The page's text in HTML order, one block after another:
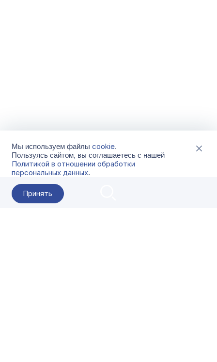
Мы используем файлы cookie.
Пользуясь сайтом, вы соглашаетесь с нашей
Политикой в отношении обработки
персональных данных.
Принять